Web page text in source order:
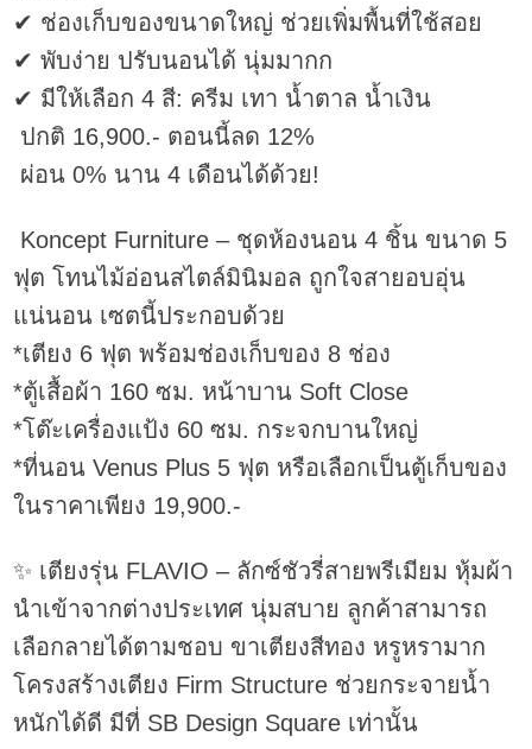
✔ ช่องเก็บของขนาดใหญ่ ช่วยเพิ่มพื้นที่ใช้สอย
✔ พับง่าย ปรับนอนได้ นุ่มมากก
✔ มีให้เลือก 4 สี: ครีม เทา น้ำตาล น้ำเงิน
ปกติ 16,900.- ตอนนี้ลด 12%
ผ่อน 0% นาน 4 เดือนได้ด้วย!
Koncept Furniture – ชุดห้องนอน 4 ชิ้น ขนาด 5
ฟุต โทนไม้อ่อนสไตล์มินิมอล ถูกใจสายอบอุ่น
แน่นอน เซตนี้ประกอบด้วย
*เตียง 6 ฟุต พร้อมช่องเก็บของ 8 ช่อง
*ตู้เสื้อผ้า 160 ซม. หน้าบาน Soft Close
*โต๊ะเครื่องแป้ง 60 ซม. กระจกบานใหญ่
*ที่นอน Venus Plus 5 ฟุต หรือเลือกเป็นตู้เก็บของ
ในราคาเพียง 19,900.-
✨ เตียงรุ่น FLAVIO – ลักซ์ชัวรี่สายพรีเมียม หุ้มผ้า
นำเข้าจากต่างประเทศ นุ่มสบาย ลูกค้าสามารถ
เลือกลายได้ตามชอบ ขาเตียงสีทอง หรูหรามาก
โครงสร้างเตียง Firm Structure ช่วยกระจายน้ำ
หนักได้ดี มีที่ SB Design Square เท่านั้น